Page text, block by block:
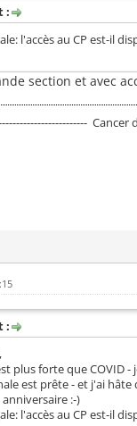
:
l'accès au CP est-il
section et avec
:
plus forte que COVID -
est prête - et j'ai hâte
:-)
l'accès au CP est-il